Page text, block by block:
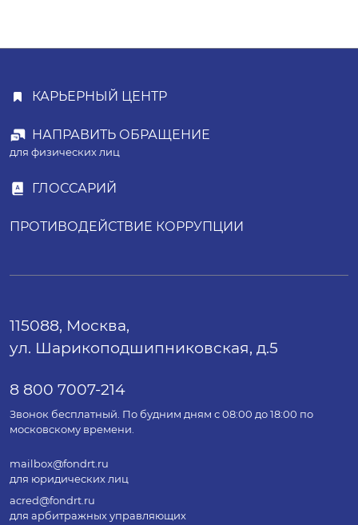
КАРЬЕРНЫЙ ЦЕНТР
НАПРАВИТЬ ОБРАЩЕНИЕ
для физических лиц
ГЛОССАРИЙ
ПРОТИВОДЕЙСТВИЕ КОРРУПЦИИ
115088, Москва,
ул. Шарикоподшипниковская, д.5
8 800 7007-214
Звонок бесплатный. По будним дням с 08:00 до 18:00 по
московскому времени.
mailbox@fondrt.ru
для юридических лиц
acred@fondrt.ru
для арбитражных управляющих